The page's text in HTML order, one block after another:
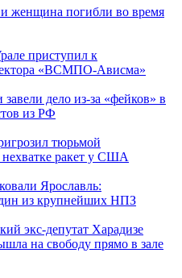
женщина погибли во время
приступил к
«ВСМПО-Ависма»
дело из-за «фейков» в
из РФ
тюрьмой
ракет у США
Ярославль:
из крупнейших НПЗ
экс-депутат Харадизе
на свободу прямо в зале